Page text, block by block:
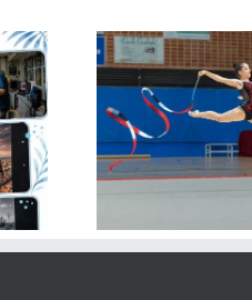
diverses
final de
Tornen